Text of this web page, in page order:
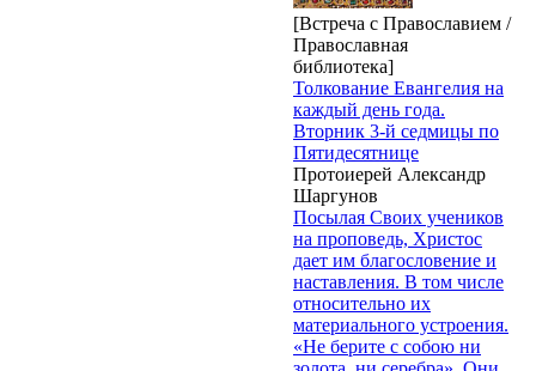
[Встреча с Православием /
Православная
библиотека]
Толкование Евангелия на
каждый день года.
Вторник 3-й седмицы по
Пятидесятнице
Протоиерей Александр
Шаргунов
Посылая Своих учеников
на проповедь, Христос
дает им благословение и
наставления. В том числе
относительно их
материального устроения.
«Не берите с собою ни